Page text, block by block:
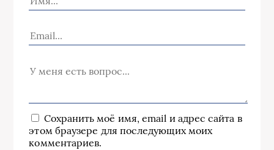
Сохранить моё имя, email и адрес сайта в
этом браузере для последующих моих
комментариев.